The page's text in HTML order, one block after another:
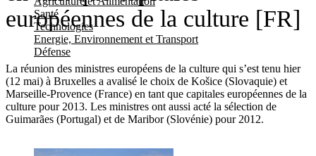
Santé
Technologies
Energie, Environnement et Transport
Défense
européennes de la culture [FR]
La réunion des ministres européens de la culture qui s’est tenu hier
(12 mai) à Bruxelles a avalisé le choix de Košice (Slovaquie) et
Marseille-Provence (France) en tant que capitales européennes de la
culture pour 2013. Les ministres ont aussi acté la sélection de
Guimarães (Portugal) et de Maribor (Slovénie) pour 2012.